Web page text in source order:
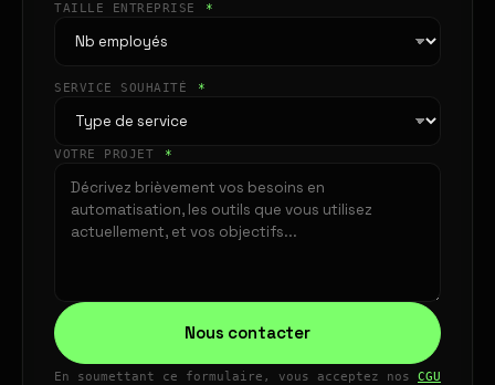
TAILLE ENTREPRISE *
SERVICE SOUHAITÉ *
VOTRE PROJET *
Nous contacter
En soumettant ce formulaire, vous acceptez nos CGU